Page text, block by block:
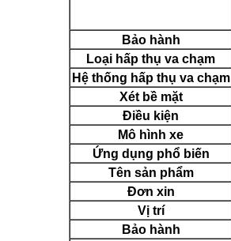
Bảo hành
Loại hấp thụ va chạm
Hệ thống hấp thụ va chạm
Xét bề mặt
Điều kiện
Mô hình xe
Ứng dụng phổ biến
Tên sản phẩm
Đơn xin
Vị trí
Bảo hành